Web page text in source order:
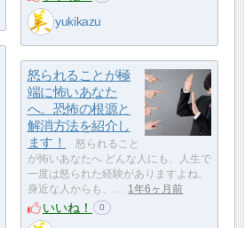
yukikazu
怒られることが極
端に怖いあなた
へ。恐怖の根源と
解消方法を紹介し
ます！
怒られること
が怖いあなたへ どんな人にも、人生で
一度は怒られた経験がありますよね。
身近な人からも、… 1年6ヶ月前
いいね！ 0